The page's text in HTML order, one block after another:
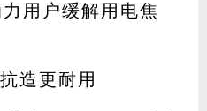
用户缓解用电焦
造更耐用